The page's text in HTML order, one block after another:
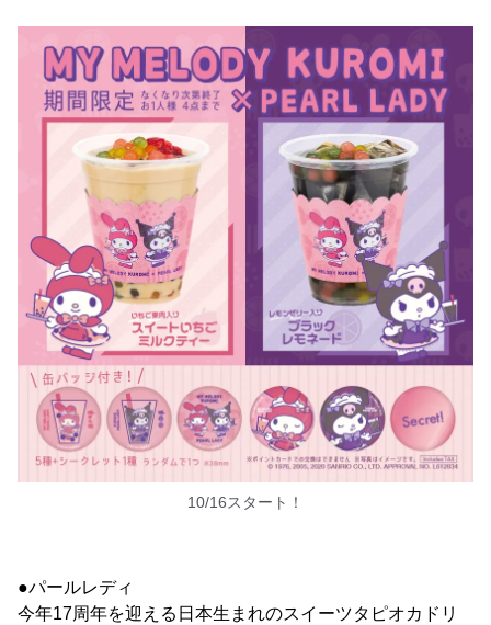
10/16スタート！
●パールレディ
今年17周年を迎える日本生まれのスイーツタピオカドリ